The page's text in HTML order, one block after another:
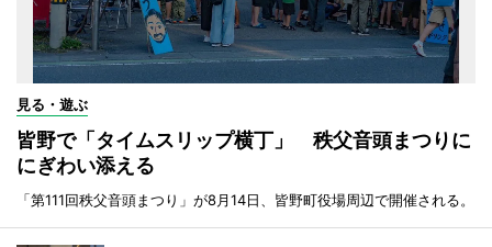
見る・遊ぶ
皆野で「タイムスリップ横丁」 秩父音頭まつりに
にぎわい添える
「第111回秩父音頭まつり」が8月14日、皆野町役場周辺で開催される。